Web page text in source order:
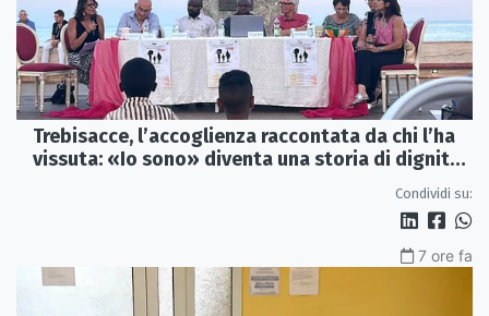
Trebisacce, l’accoglienza raccontata da chi l’ha
vissuta: «Io sono» diventa una storia di dignità
Condividi su:
7 ore fa